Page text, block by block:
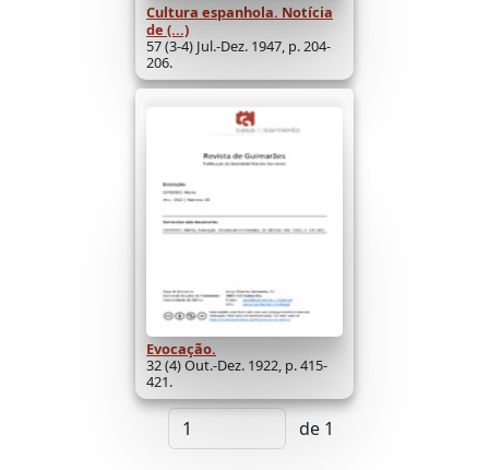
Cultura espanhola. Notícia
de (...)
57 (3-4) Jul.-Dez. 1947, p. 204-
206.
Evocação.
32 (4) Out.-Dez. 1922, p. 415-
421.
de 1